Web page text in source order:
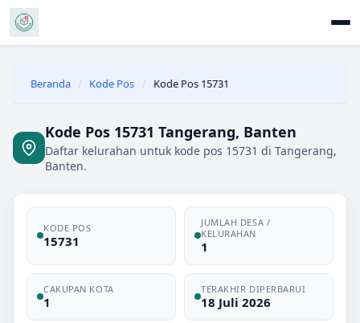
Beranda / Kode Pos / Kode Pos 15731
Kode Pos 15731 Tangerang, Banten
Daftar kelurahan untuk kode pos 15731 di Tangerang,
Banten.
KODE POS
15731
JUMLAH DESA /
KELURAHAN
1
CAKUPAN KOTA
1
TERAKHIR DIPERBARUI
18 Juli 2026